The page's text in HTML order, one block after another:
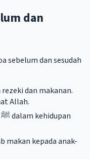
dan
sebelum dan sesudah
dan makanan.
Allah.
makan kepada anak-